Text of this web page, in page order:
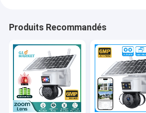
Produits Recommandés